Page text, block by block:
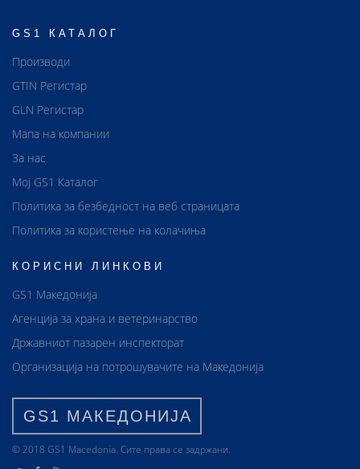
GS1 КАТАЛОГ
Производи
GTIN Регистар
GLN Регистар
Мапа на компании
За нас
Мој GS1 Каталог
Политика за безбедност на веб страницата
Политика за користење на колачиња
КОРИСНИ ЛИНКОВИ
GS1 Македонија
Агенција за храна и ветеринарство
Државниот пазарен инспекторат
Организација на потрошувачите на Македонија
GS1 МАКЕДОНИЈА
© 2018 GS1 Маcedonia. Сите права се задржани.